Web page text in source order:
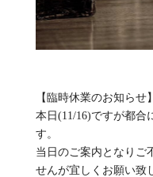
【臨時休業のお知らせ】
本日(11/16)ですが都合
す。
当日のご案内となりご
せんが宜しくお願い致